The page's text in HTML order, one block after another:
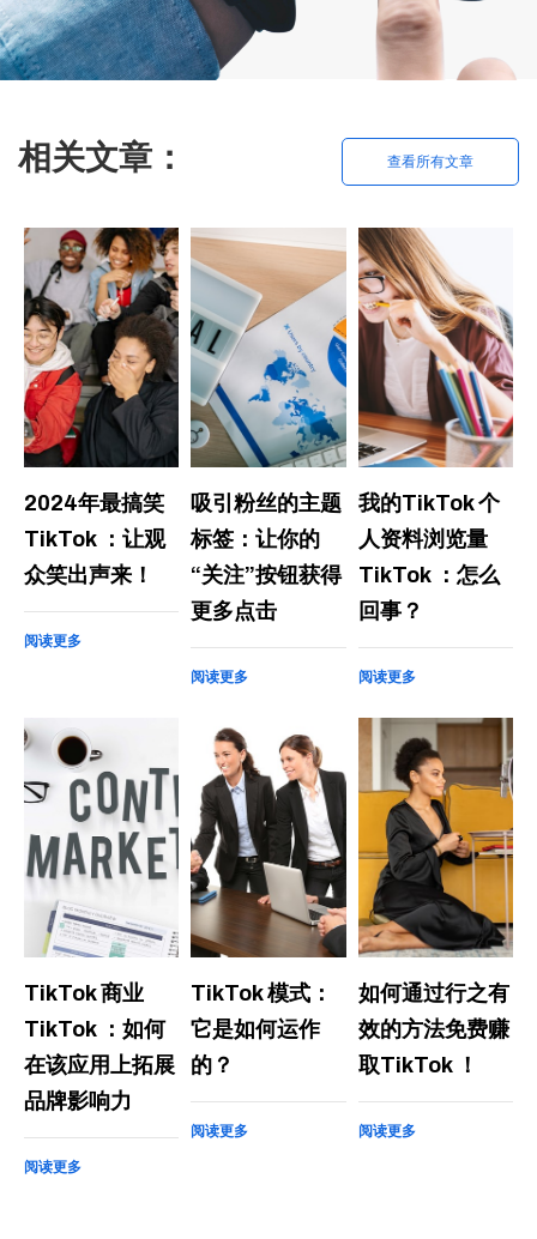
相关文章： 查看所有文章
2024年最搞笑
TikTok ：让观
众笑出声来！
阅读更多
吸引粉丝的主题
标签：让你的
“关注”按钮获得
更多点击
阅读更多
我的TikTok 个
人资料浏览量
TikTok ：怎么
回事？
阅读更多
TikTok 商业
TikTok ：如何
在该应用上拓展
品牌影响力
阅读更多
TikTok 模式：
它是如何运作
的？
阅读更多
如何通过行之有
效的方法免费赚
取TikTok ！
阅读更多